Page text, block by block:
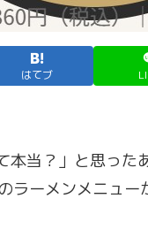
はてブ
本当？」と思っ
ラーメンメニュー